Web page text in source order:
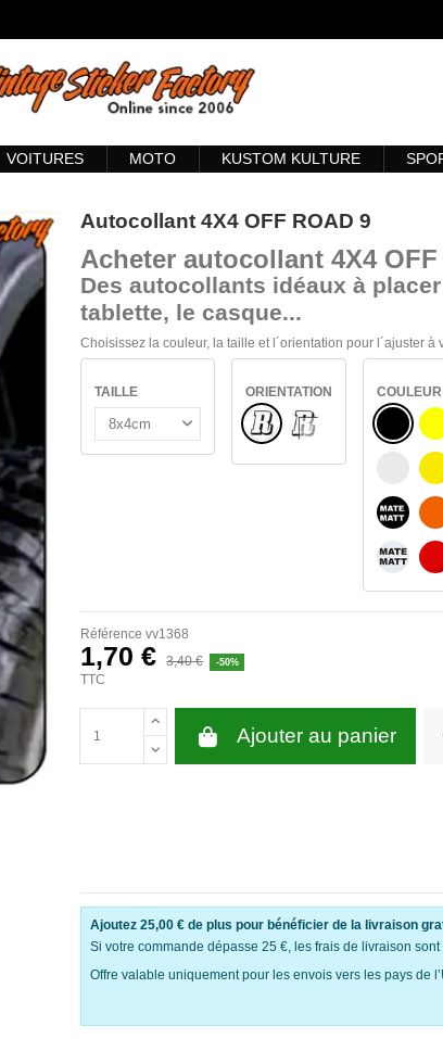
VOITURES MOTO KUSTOM KULTURE
Autocollant 4X4 OFF ROAD 9
Acheter autocollant 4X4 OFF
Des autocollants idéaux à
tablette, le casque...
Choisissez la couleur, la taille et l´orientation pour l´ajuster à
TAILLE
ORIENTATION
NormalVERRE INTÉRIEUR
COULEUR
NOIR
BLANC
NOIR
BLANC
Référence vv1368
1,70 € 3,40 € -50%
TTC
Ajouter au panier
Ajoutez 25,00 € de plus pour bénéficier de la livraison
Si votre commande dépasse 25 €, les frais de livraison sont
Offre valable uniquement pour les envois vers les pays de